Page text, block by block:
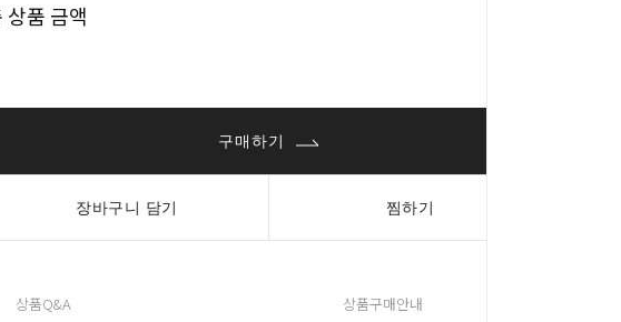
상품 금액
구매하기
장바구니 담기 찜하기
상품Q&A 상품구매안내